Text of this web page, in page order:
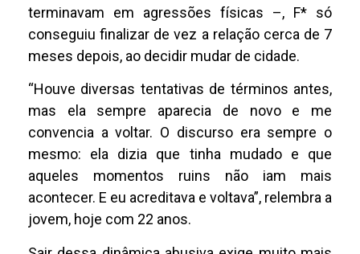
terminavam em agressões físicas –, F* só
conseguiu finalizar de vez a relação cerca de 7
meses depois, ao decidir mudar de cidade.
“Houve diversas tentativas de términos antes,
mas ela sempre aparecia de novo e me
convencia a voltar. O discurso era sempre o
mesmo: ela dizia que tinha mudado e que
aqueles momentos ruins não iam mais
acontecer. E eu acreditava e voltava”, relembra a
jovem, hoje com 22 anos.